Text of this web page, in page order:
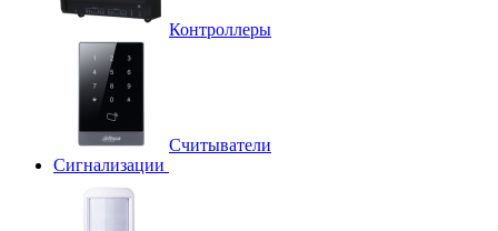
Контроллеры
Считыватели
Сигнализации